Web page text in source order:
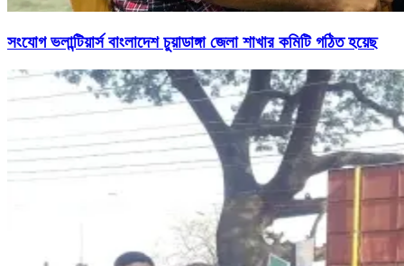
সংযোগ ভলান্টিয়ার্স বাংলাদেশ চুয়াডাঙ্গা জেলা শাখার কমিটি গঠিত হয়েছ